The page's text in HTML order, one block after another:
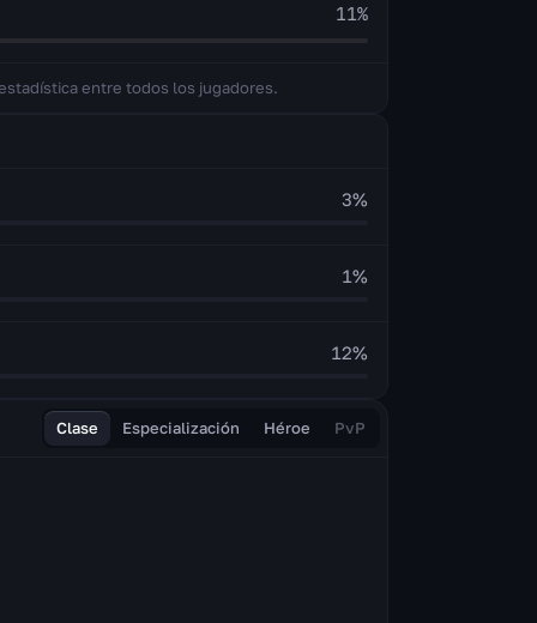
11%
entre todos los jugadores.
3%
1%
12%
Clase Especialización Héroe PvP